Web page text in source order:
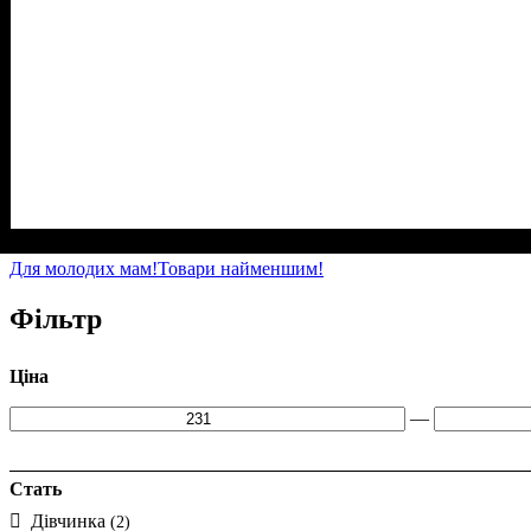
Для молодих мам!Товари найменшим!
Фільтр
Ціна
—
Стать
Дівчинка (2)